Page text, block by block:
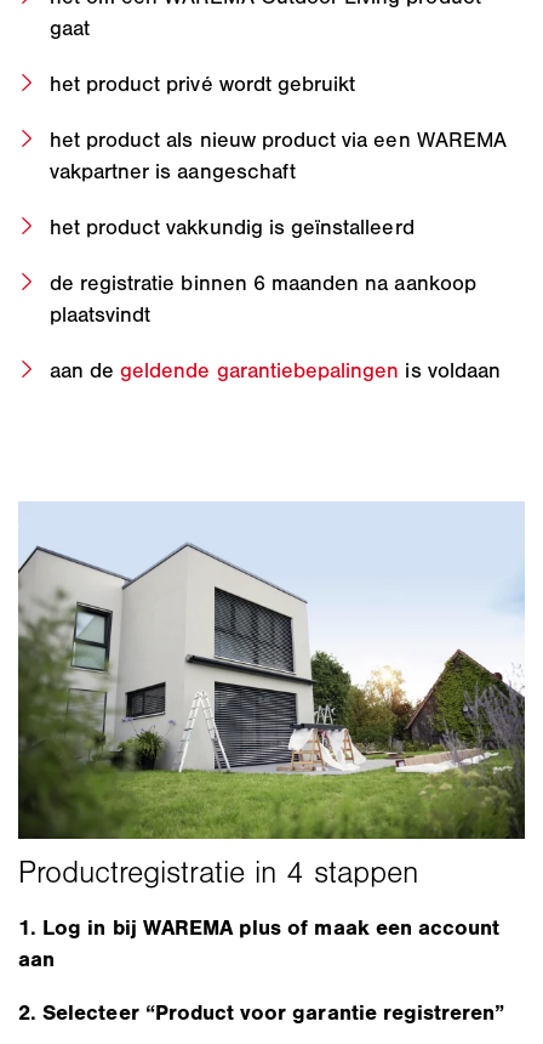
gaat
het product privé wordt gebruikt
het product als nieuw product via een WAREMA
vakpartner is aangeschaft
het product vakkundig is geïnstalleerd
de registratie binnen 6 maanden na aankoop
plaatsvindt
aan degeldende garantiebepalingen is voldaan
1. Log in bij WAREMA plus of maak een account
aan
2. Selecteer “Product voor garantie registreren”